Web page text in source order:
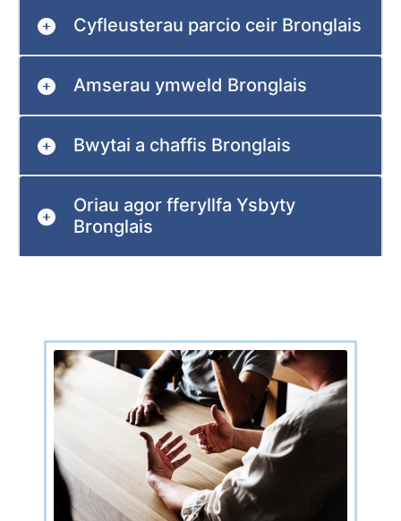
Cyfleusterau parcio ceir Bronglais
Amserau ymweld Bronglais
Bwytai a chaffis Bronglais
Oriau agor fferyllfa Ysbyty
Bronglais